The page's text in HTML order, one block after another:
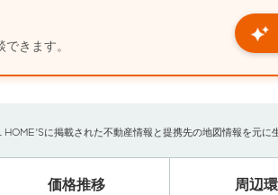
きます。
に掲載された不動産情報と提携先の地図情報を元
価格推移 周辺